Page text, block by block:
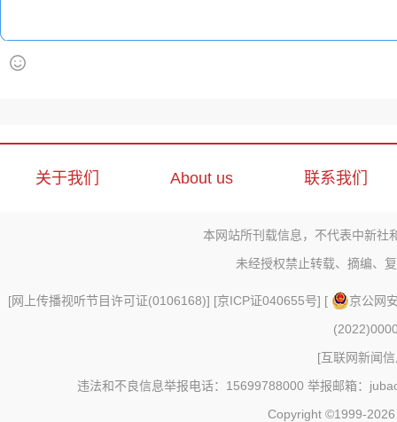
关于我们 About us 联系我们
本网站所刊载信息，不代表中新社
未经授权禁止转载、摘编、
[网上传播视听节目许可证(0106168)] [京ICP证040655号] [
京公网
[互联网新闻
违法和不良信息举报电话：15699788000 举报邮箱：
Copyright ©1999-